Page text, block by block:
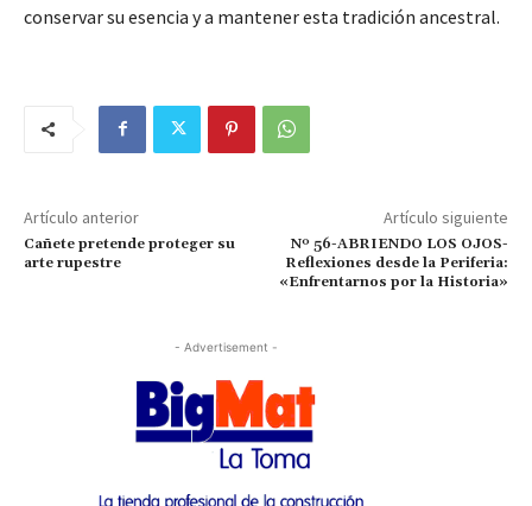
conservar su esencia y a mantener esta tradición ancestral.
Artículo anterior
Cañete pretende proteger su
arte rupestre
Artículo siguiente
Nº 56-ABRIENDO LOS OJOS-
Reflexiones desde la Periferia:
«Enfrentarnos por la Historia»
- Advertisement -